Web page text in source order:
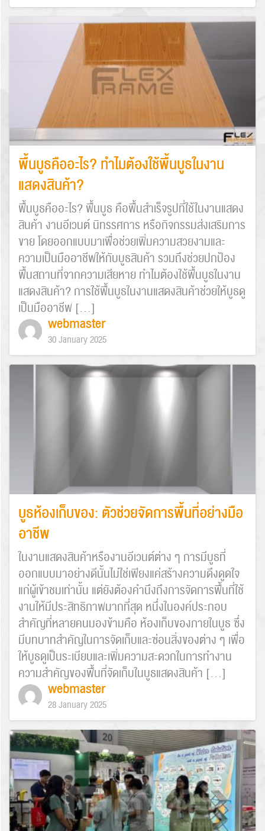
พื้นบูธคืออะไร? ทำไมต้องใช้พื้นบูธในงาน
แสดงสินค้า?
พื้นบูธคืออะไร? พื้นบูธ คือพื้นสำเร็จรูปที่ใช้ในงานแสดง
สินค้า งานอีเวนต์ นิทรรศการ หรือกิจกรรมส่งเสริมการ
ขาย โดยออกแบบมาเพื่อช่วยเพิ่มความสวยงามและ
ความเป็นมืออาชีพให้กับบูธสินค้า รวมถึงช่วยปกป้อง
พื้นสถานที่จากความเสียหาย ทำไมต้องใช้พื้นบูธในงาน
แสดงสินค้า? การใช้พื้นบูธในงานแสดงสินค้าช่วยให้บูธดู
เป็นมืออาชีพ […]
webmaster
30 January 2025
บูธห้องเก็บของ: ตัวช่วยจัดการพื้นที่อย่างมือ
อาชีพ
ในงานแสดงสินค้าหรืองานอีเวนต์ต่าง ๆ การมีบูธที่
ออกแบบมาอย่างดีนั้นไม่ใช่เพียงแค่สร้างความดึงดูดใจ
แก่ผู้เข้าชมเท่านั้น แต่ยังต้องคำนึงถึงการจัดการพื้นที่ใช้
งานให้มีประสิทธิภาพมากที่สุด หนึ่งในองค์ประกอบ
สำคัญที่หลายคนมองข้ามคือ ห้องเก็บของภายในบูธ ซึ่ง
มีบทบาทสำคัญในการจัดเก็บและซ่อนสิ่งของต่าง ๆ เพื่อ
ให้บูธดูเป็นระเบียบและเพิ่มความสะดวกในการทำงาน
ความสำคัญของพื้นที่จัดเก็บในบูธแสดงสินค้า […]
webmaster
28 January 2025